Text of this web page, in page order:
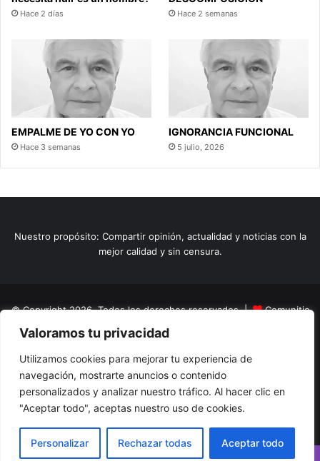
Valoramos tu privacidad
Utilizamos cookies para mejorar tu experiencia de
navegación, mostrarte anuncios o contenido
personalizados y analizar nuestro tráfico. Al hacer clic en
"Aceptar todo", aceptas nuestro uso de cookies.
Personalizar Rechazar todas Aceptar todo
Hace 2 días Hace 2 semanas
EMPALME DE YO CON YO
Hace 3 semanas
IGNORANCIA FUNCIONAL
5 julio, 2026
Nuestro propósito: Compartir opinión, actualidad y noticias con la
mejor calidad y sin censura.
© Copyright 2026, Todos los derechos reservados |
Comunitic
SAS BICNit 901228106
Home
Actualidad Variedades Opinion Turismo
El Tinteadero
Caricaturas Reportajes
FacebookYouTubeInstagram